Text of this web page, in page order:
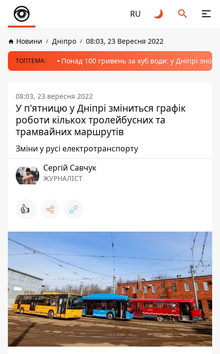
RU
Новини Дніпро 08:03, 23 Вересня 2022
ТОПТЕМА: Понад 100 гривень за куб води: у Дніпрі
08:03, 23 вересня 2022
У п'ятницю у Дніпрі зміниться графік
роботи кількох тролейбусних та
трамвайних маршрутів
Зміни у русі електротранспорту
Сергій Савчук
ЖУРНАЛІСТ
👍